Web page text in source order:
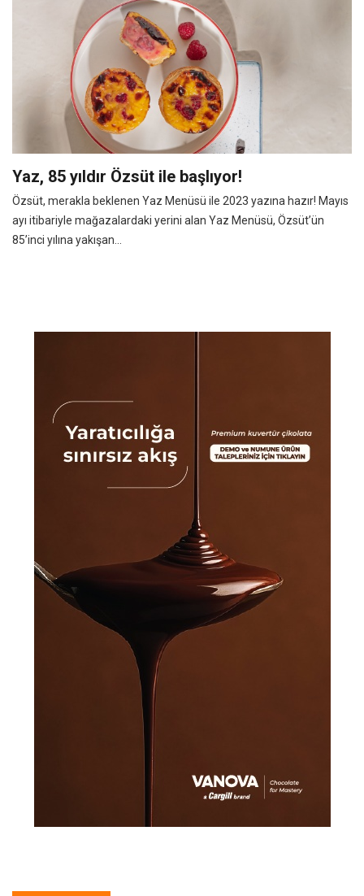
Yaz, 85 yıldır Özsüt ile başlıyor!
Özsüt, merakla beklenen Yaz Menüsü ile 2023 yazına hazır! Mayıs
ayı itibariyle mağazalardaki yerini alan Yaz Menüsü, Özsüt’ün
85’inci yılına yakışan...